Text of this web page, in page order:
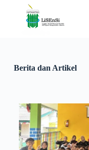
Berita dan Artikel